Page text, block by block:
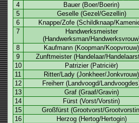
4
Bauer (Boer/Boerin)
5
Geselle (Gezel/Gezellin)
6
Knappe/Zofe (Schildknaap/
7
Handwerksmeister
(Handwerksman/
8 Kaufmann (Koopman/Koopvrouw)
9
Zunftmeister (Handelaar/
10
Patrizier (Patriciër)
11
Ritter/Lady (Jonkheer/Jonkvrouw)
12
Freiherr (Landvoogd/
13
Graf (Graaf/Gravin)
14
Fürst (Vorst/Vorstin)
15
Großfürst (Grootvorst/
16
Herzog (Hertog/Hertogin)